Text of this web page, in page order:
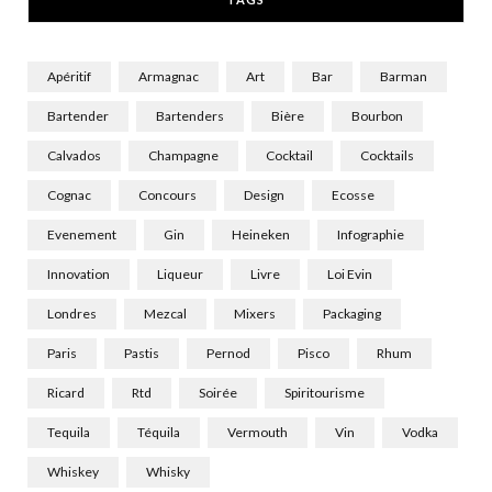
Apéritif Armagnac Art Bar Barman
Bartender Bartenders Bière Bourbon
Calvados Champagne Cocktail Cocktails
Cognac Concours Design Ecosse
Evenement Gin Heineken Infographie
Innovation Liqueur Livre Loi Evin
Londres Mezcal Mixers Packaging
Paris Pastis Pernod Pisco Rhum
Ricard Rtd Soirée Spiritourisme
Tequila Téquila Vermouth Vin Vodka
Whiskey Whisky